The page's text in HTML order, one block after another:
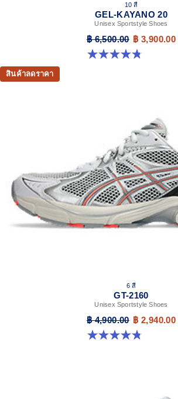
10 สี
GEL-KAYANO 20
Unisex Sportstyle Shoes
฿ 6,500.00 ฿ 3,900.00
4.8 จาก 5 ดาว 222 รีวิว
สินค้าลดราคา
6 สี
GT-2160
Unisex Sportstyle Shoes
฿ 4,900.00 ฿ 2,940.00
4.8 จาก 5 ดาว 457 รีวิว